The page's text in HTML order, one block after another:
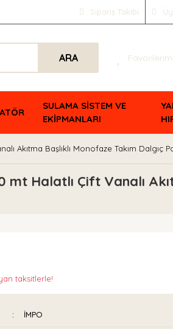
Sipariş Takibi
ARA Favorilerim
SULAMA SİSTEM VE
EKİPMANLARI
Akıtma Başlıklı Monofaze Takım Dalgıç
mt Halatlı Çift Vanalı
taksitlerle!
İMPO